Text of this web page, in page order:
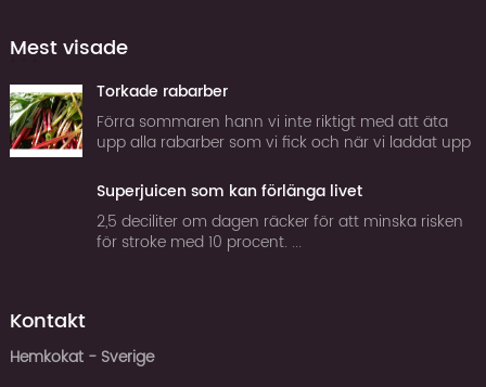
Mest visade
Torkade rabarber
Förra sommaren hann vi inte riktigt med att äta
upp alla rabarber som vi fick och när vi laddat upp
fundera på om man inte kan torka rabarber. Tor...
Superjuicen som kan förlänga livet
2,5 deciliter om dagen räcker för att minska risken
för stroke med 10 procent. ...
Kontakt
Hemkokat - Sverige